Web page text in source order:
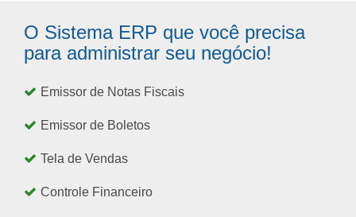
O Sistema ERP que você precisa
para administrar seu negócio!
Emissor de Notas Fiscais
Emissor de Boletos
Tela de Vendas
Controle Financeiro